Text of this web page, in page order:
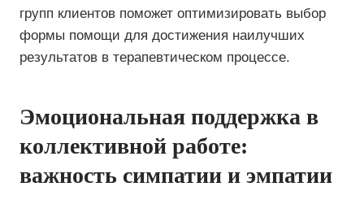
групп клиентов поможет оптимизировать выбор
формы помощи для достижения наилучших
результатов в терапевтическом процессе.
Эмоциональная поддержка в
коллективной работе:
важность симпатии и эмпатии